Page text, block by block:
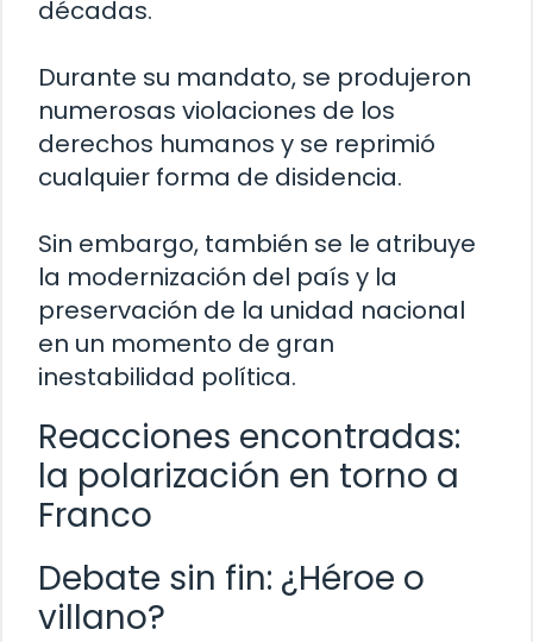
décadas.
Durante su mandato, se produjeron
numerosas violaciones de los
derechos humanos y se reprimió
cualquier forma de disidencia.
Sin embargo, también se le atribuye
la modernización del país y la
preservación de la unidad nacional
en un momento de gran
inestabilidad política.
Reacciones encontradas:
la polarización en torno a
Franco
Debate sin fin: ¿Héroe o
villano?